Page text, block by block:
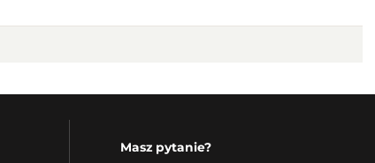
Masz pytanie?